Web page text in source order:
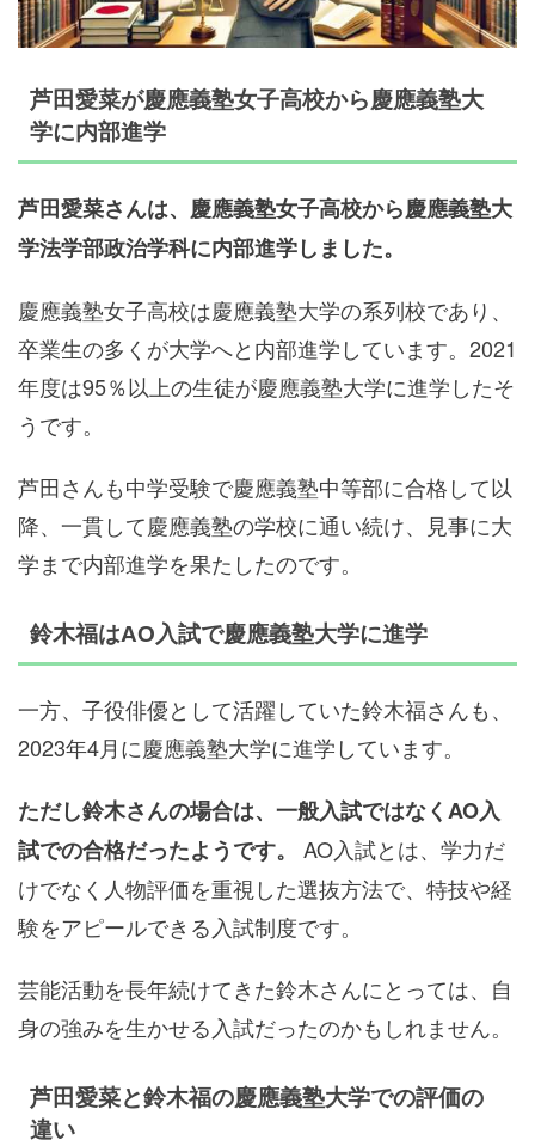
芦田愛菜が慶應義塾女子高校から慶應義塾大
学に内部進学
芦田愛菜さんは、慶應義塾女子高校から慶應義塾大
学法学部政治学科に内部進学しました。
慶應義塾女子高校は慶應義塾大学の系列校であり、
卒業生の多くが大学へと内部進学しています。2021
年度は95％以上の生徒が慶應義塾大学に進学したそ
うです。
芦田さんも中学受験で慶應義塾中等部に合格して以
降、一貫して慶應義塾の学校に通い続け、見事に大
学まで内部進学を果たしたのです。
鈴木福はAO入試で慶應義塾大学に進学
一方、子役俳優として活躍していた鈴木福さんも、
2023年4月に慶應義塾大学に進学しています。
ただし鈴木さんの場合は、一般入試ではなくAO入
試での合格だったようです。
AO入試とは、学力だ
けでなく人物評価を重視した選抜方法で、特技や経
験をアピールできる入試制度です。
芸能活動を長年続けてきた鈴木さんにとっては、自
身の強みを生かせる入試だったのかもしれません。
芦田愛菜と鈴木福の慶應義塾大学での評価の
違い